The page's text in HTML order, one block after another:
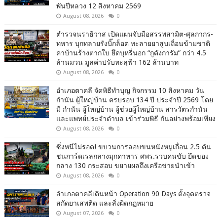
พันปีหลวง 12 สิงหาคม 2569
August 08, 2026 0
ตำรวจนราธิวาส เปิดแผนจับมือสรรพสามิต-ศุลกากร-
ทหาร บุกทลายรังบิ๊กล็อต ทะลายยาสูบเถื่อนข้ามชาติ
คาบ้านร้างตากใบ ยึดบุหรี่นอก “กูดังการัม” กว่า 4.5
ล้านมวน มูลค่าปรับทะลุฟ้า 162 ล้านบาท
August 08, 2026 0
อำเภอตาคลี จัดพิธีทำบุญ กิจกรรม 10 สิงหาคม วัน
กำนัน ผู้ใหญ่บ้าน ครบรอบ 134 ปี ประจำปี 2569 โดย
มี กำนัน ผู้ใหญ่บ้าน ผู้ช่วยผู้ใหญ่บ้าน สารวัตรกำนัน
และแพทย์ประจำตำบล เข้าร่วมพิธี กันอย่างพร้อมเพียง
August 08, 2026 0
ซิ่งหนีไม่รอด! ขบวนการลอบขนหนังหมูเถื่อน 2.5 ตัน
ชนการ์ดเรลกลางมุกดาหาร ศพร.รวบคนขับ ยึดของ
กลาง 130 กระสอบ ขยายผลถึงเครือข่ายนำเข้า
August 08, 2026 0
อำเภอตาคลีเดินหน้า Operation 90 Days ตั้งจุดตรวจ
สกัดยาเสพติด และสิ่งผิดกฏหมาย
August 07, 2026 0